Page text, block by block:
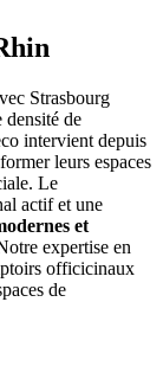
Strasbourg
densité de
intervient depuis
leurs espaces
Le
actif et une
et
expertise en
officicinaux
de